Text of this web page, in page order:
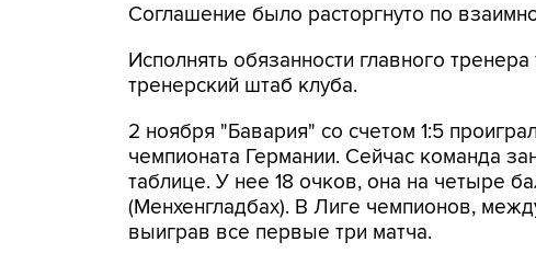
Соглашение было расторгнуто по
Исполнять обязанности главного
тренерский штаб клуба.
2 ноября "Бавария" со счетом 1:5
чемпионата Германии. Сейчас команда
таблице. У нее 18 очков, она на четыре
(Менхенгладбах). В Лиге чемпионов,
выиграв все первые три матча.